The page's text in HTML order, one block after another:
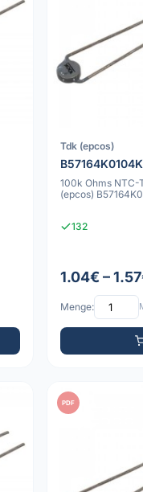
Tdk (epcos)
100k Ohms
(epcos)
132
1.04€ –
Menge:
PDF